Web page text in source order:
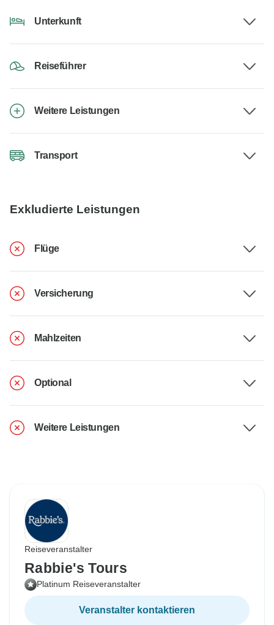
Unterkunft
Reiseführer
Weitere Leistungen
Transport
Exkludierte Leistungen
Flüge
Versicherung
Mahlzeiten
Optional
Weitere Leistungen
Reiseveranstalter
Rabbie's Tours
Platinum Reiseveranstalter
Veranstalter kontaktieren